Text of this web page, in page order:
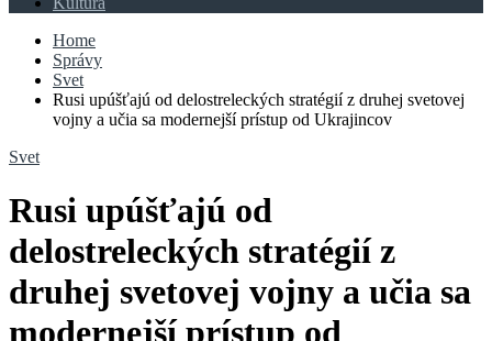
Home
Správy
Svet
Rusi upúšťajú od delostreleckých stratégií z druhej svetovej
vojny a učia sa modernejší prístup od Ukrajincov
Svet
Rusi upúšťajú od
delostreleckých stratégií z
druhej svetovej vojny a učia sa
modernejší prístup od